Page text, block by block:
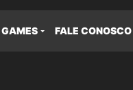
GAMES FALE CONOSCO